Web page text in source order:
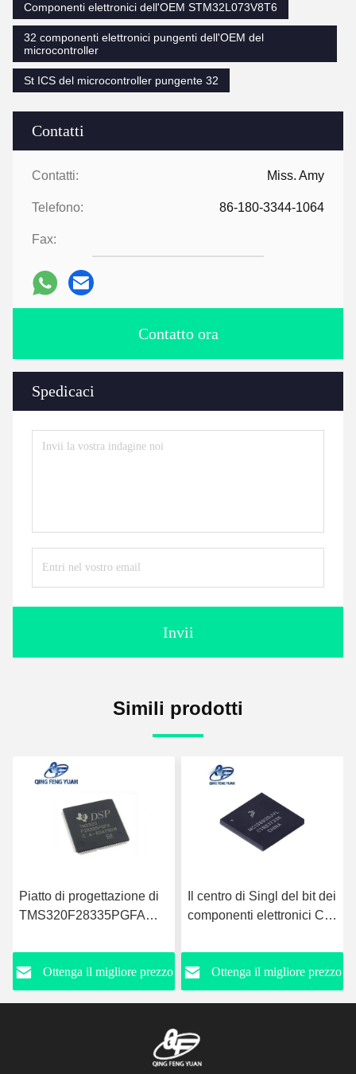
Contatti
Contatti: Miss. Amy
Telefono: 86-180-3344-1064
Fax:
Contatto ora
Spedicaci
Invii
Componenti elettronici dell'OEM STM32L073V8T6
32 componenti elettronici pungenti dell'OEM del
microcontroller
St ICS del microcontroller pungente 32
Simili prodotti
Il centro di Singl del bit dei
componenti elettronici CI
MC13892DJVL
Ottenga il migliore prezzo
Componenti elettronici CI
Texas Instruments Ic
MSP430F149IPMR
Ottenga il migliore prezzo